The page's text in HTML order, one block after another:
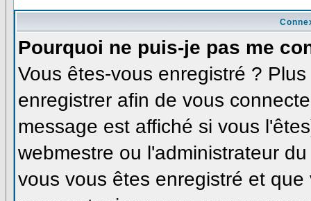
Pourquoi ne puis-je pas me
Vous êtes-vous enregistré ?
enregistrer afin de vous
message est affiché si vous
webmestre ou l'administrateur
vous vous êtes enregistré et